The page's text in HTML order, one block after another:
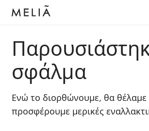
σφάλμα
Ενώ το διορθώνουμε, θα θέλαμε
προσφέρουμε μερικές